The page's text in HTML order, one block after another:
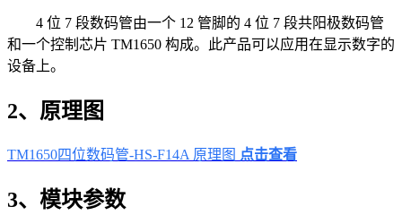
4 位 7 段数码管由一个 12 管脚的 4 位 7 段共阳极数码管
和一个控制芯片 TM1650 构成。此产品可以应用在显示数字的
设备上。
2、原理图
TM1650四位数码管-HS-F14A 原理图 点击查看
3、模块参数